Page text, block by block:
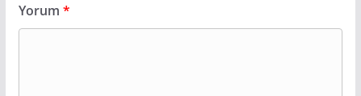
Yorum *